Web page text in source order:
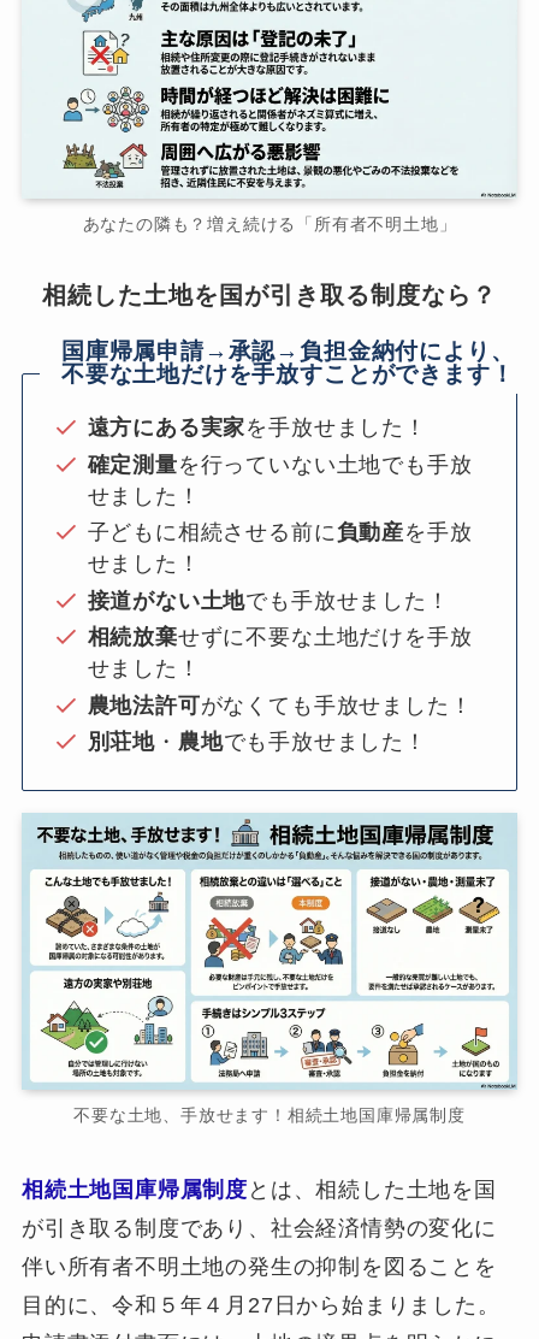
あなたの隣も？増え続ける「所有者不明土地」
相続した土地を国が引き取る制度なら？
国庫帰属申請→承認→負担金納付により、
不要な土地だけを手放すことができます！
遠方にある実家を手放せました！
確定測量を行っていない土地でも手放
せました！
子どもに相続させる前に負動産を手放
せました！
接道がない土地でも手放せました！
相続放棄せずに不要な土地だけを手放
せました！
農地法許可がなくても手放せました！
別荘地 ・ 農地でも手放せました！
不要な土地、手放せます！相続土地国庫帰属制度
相続土地国庫帰属制度 とは、相続した土地を国
が引き取る制度であり、社会経済情勢の変化に
伴い所有者不明土地の発生の抑制を図ることを
目的に、令和５年４月27日から始まりました。